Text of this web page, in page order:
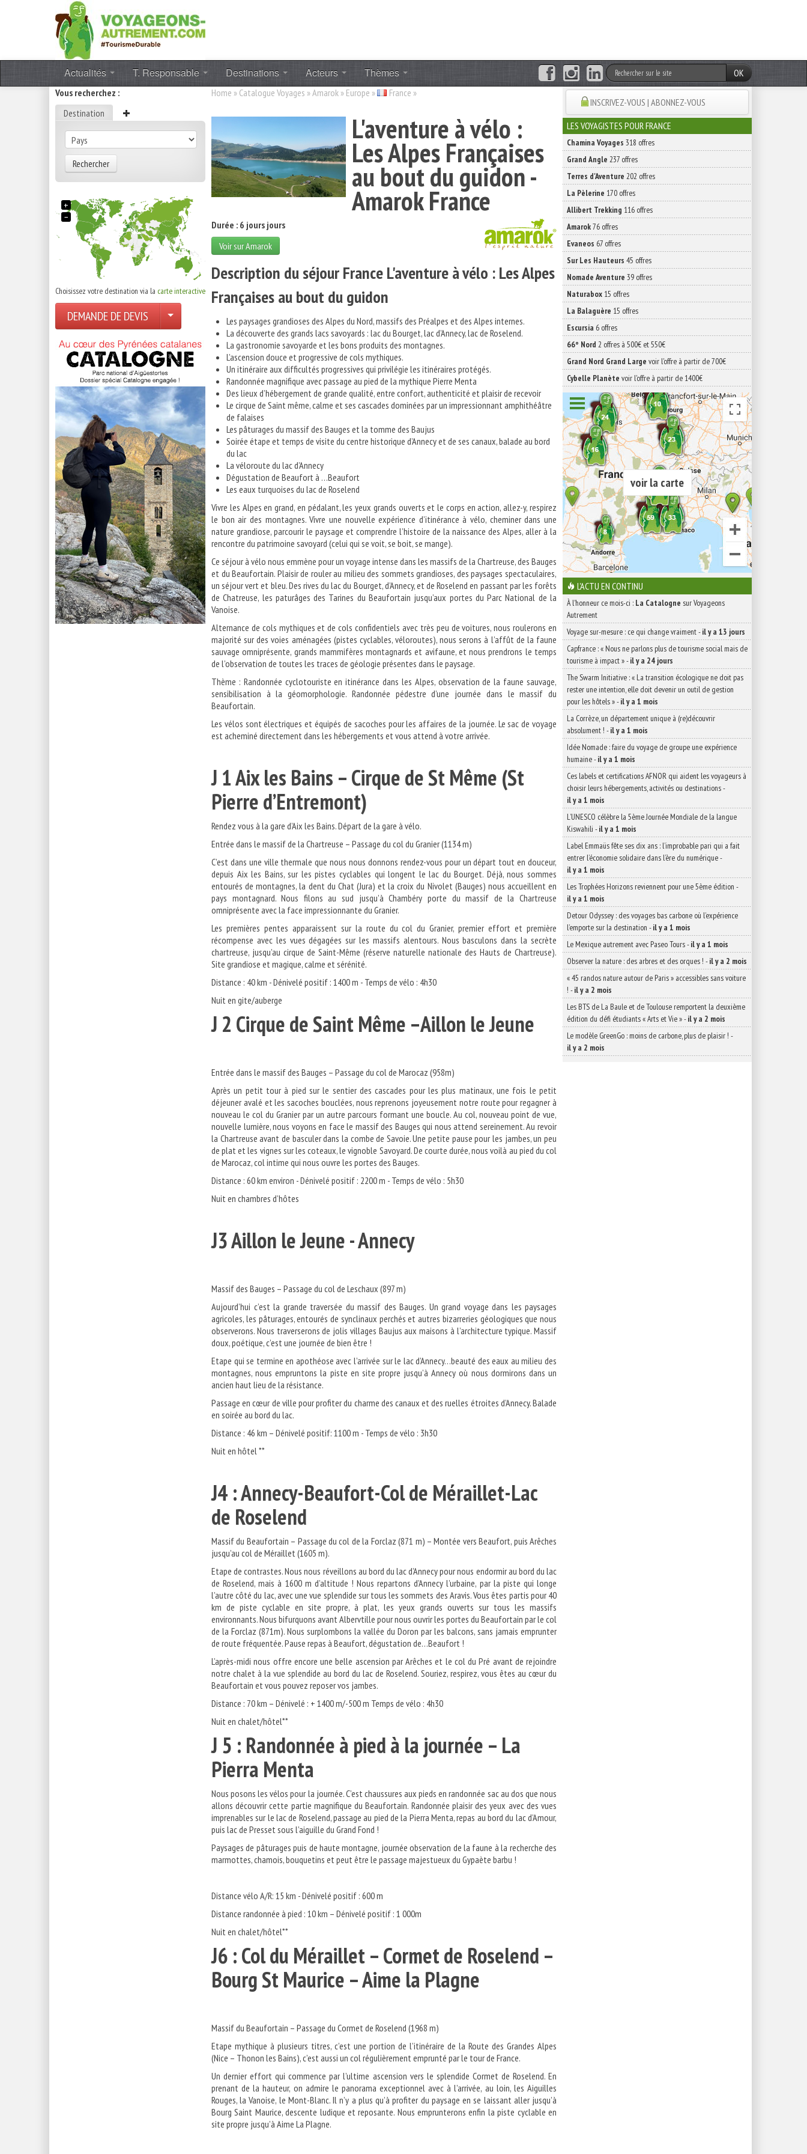
Actualités T. Responsable Destinations Acteurs Thèmes
OK
Vous recherchez :
Destination
Rechercher
+
−
Choisissez votre destination via la carte interactive
DEMANDE DE DEVIS
Home » Catalogue Voyages »Amarok » Europe » France »
L'aventure à vélo :
Les Alpes Françaises
au bout du guidon -
Amarok France
Durée : 6 jours jours
Voir sur Amarok
Description du séjour France L'aventure à vélo : Les Alpes
Françaises au bout du guidon
Les paysages grandioses des Alpes du Nord, massifs des Préalpes et des Alpes internes.
La découverte des grands lacs savoyards : lac du Bourget, lac d’Annecy, lac de Roselend.
La gastronomie savoyarde et les bons produits des montagnes.
L’ascension douce et progressive de cols mythiques.
Un itinéraire aux difficultés progressives qui privilégie les itinéraires protégés.
Randonnée magnifique avec passage au pied de la mythique Pierre Menta
Des lieux d’hébergement de grande qualité, entre confort, authenticité et plaisir de recevoir
Le cirque de Saint même, calme et ses cascades dominées par un impressionnant amphithéâtre
de falaises
Les pâturages du massif des Bauges et la tomme des Baujus
Soirée étape et temps de visite du centre historique d’Annecy et de ses canaux, balade au bord
du lac
La véloroute du lac d’Annecy
Dégustation de Beaufort à …Beaufort
Les eaux turquoises du lac de Roselend
Vivre les Alpes en grand, en pédalant, les yeux grands ouverts et le corps en action, allez-y, respirez
le bon air des montagnes. Vivre une nouvelle expérience d’itinérance à vélo, cheminer dans une
nature grandiose, parcourir le paysage et comprendre l’histoire de la naissance des Alpes, aller à la
rencontre du patrimoine savoyard (celui qui se voit, se boit, se mange).
Ce séjour à vélo nous emmène pour un voyage intense dans les massifs de la Chartreuse, des Bauges
et du Beaufortain. Plaisir de rouler au milieu des sommets grandioses, des paysages spectaculaires,
un séjour vert et bleu. Des rives du lac du Bourget, d’Annecy, et de Roselend en passant par les forêts
de Chatreuse, les paturâges des Tarines du Beaufortain jusqu’aux portes du Parc National de la
Vanoise.
Alternance de cols mythiques et de cols confidentiels avec très peu de voitures, nous roulerons en
majorité sur des voies aménagées (pistes cyclables, véloroutes), nous serons à l’affût de la faune
sauvage omniprésente, grands mammifères montagnards et avifaune, et nous prendrons le temps
de l’observation de toutes les traces de géologie présentes dans le paysage.
Thème : Randonnée cyclotouriste en itinérance dans les Alpes, observation de la faune sauvage,
sensibilisation à la géomorphologie. Randonnée pédestre d’une journée dans le massif du
Beaufortain.
Les vélos sont électriques et équipés de sacoches pour les affaires de la journée. Le sac de voyage
est acheminé directement dans les hébergements et vous attend à votre arrivée.
J 1 Aix les Bains – Cirque de St Même (St
Pierre d’Entremont)
Rendez vous à la gare d’Aix les Bains. Départ de la gare à vélo.
Entrée dans le massif de la Chartreuse – Passage du col du Granier (1134 m)
C’est dans une ville thermale que nous nous donnons rendez-vous pour un départ tout en douceur,
depuis Aix les Bains, sur les pistes cyclables qui longent le lac du Bourget. Déjà, nous sommes
entourés de montagnes, la dent du Chat (Jura) et la croix du Nivolet (Bauges) nous accueillent en
pays montagnard. Nous filons au sud jusqu’à Chambéry porte du massif de la Chartreuse
omniprésente avec la face impressionnante du Granier.
Les premières pentes apparaissent sur la route du col du Granier, premier effort et première
récompense avec les vues dégagées sur les massifs alentours. Nous basculons dans la secrète
chartreuse, jusqu’au cirque de Saint-Même (réserve naturelle nationale des Hauts de Chartreuse).
Site grandiose et magique, calme et sérénité.
Distance : 40 km - Dénivelé positif : 1400 m - Temps de vélo : 4h30
Nuit en gite/auberge
J 2 Cirque de Saint Même –Aillon le Jeune
Entrée dans le massif des Bauges – Passage du col de Marocaz (958m)
Après un petit tour à pied sur le sentier des cascades pour les plus matinaux, une fois le petit
déjeuner avalé et les sacoches bouclées, nous reprenons joyeusement notre route pour regagner à
nouveau le col du Granier par un autre parcours formant une boucle. Au col, nouveau point de vue,
nouvelle lumière, nous voyons en face le massif des Bauges qui nous attend sereinement. Au revoir
la Chartreuse avant de basculer dans la combe de Savoie. Une petite pause pour les jambes, un peu
de plat et les vignes sur les coteaux, le vignoble Savoyard. De courte durée, nous voilà au pied du col
de Marocaz, col intime qui nous ouvre les portes des Bauges.
Distance : 60 km environ - Dénivelé positif : 2200 m - Temps de vélo : 5h30
Nuit en chambres d’hôtes
J3 Aillon le Jeune - Annecy
Massif des Bauges – Passage du col de Leschaux (897 m)
Aujourd’hui c’est la grande traversée du massif des Bauges. Un grand voyage dans les paysages
agricoles, les pâturages, entourés de synclinaux perchés et autres bizarreries géologiques que nous
observerons. Nous traverserons de jolis villages Baujus aux maisons à l’architecture typique. Massif
doux, poétique, c’est une journée de bien être !
Etape qui se termine en apothéose avec l’arrivée sur le lac d’Annecy…beauté des eaux au milieu des
montagnes, nous empruntons la piste en site propre jusqu’à Annecy où nous dormirons dans un
ancien haut lieu de la résistance.
Passage en cœur de ville pour profiter du charme des canaux et des ruelles étroites d’Annecy. Balade
en soirée au bord du lac.
Distance : 46 km – Dénivelé positif: 1100 m - Temps de vélo : 3h30
Nuit en hôtel **
J4 : Annecy-Beaufort-Col de Méraillet-Lac
de Roselend
Massif du Beaufortain – Passage du col de la Forclaz (871 m) – Montée vers Beaufort, puis Arêches
jusqu’au col de Méraillet (1605 m).
Etape de contrastes. Nous nous réveillons au bord du lac d’Annecy pour nous endormir au bord du lac
de Roselend, mais à 1600 m d’altitude ! Nous repartons d’Annecy l’urbaine, par la piste qui longe
l’autre côté du lac, avec une vue splendide sur tous les sommets des Aravis. Vous êtes partis pour 40
km de piste cyclable en site propre, à plat, les yeux grands ouverts sur tous les massifs
environnants. Nous bifurquons avant Albervtille pour nous ouvrir les portes du Beaufortain par le col
de la Forclaz (871m). Nous surplombons la vallée du Doron par les balcons, sans jamais emprunter
de route fréquentée. Pause repas à Beaufort, dégustation de…Beaufort !
L’après-midi nous offre encore une belle ascension par Arêches et le col du Pré avant de rejoindre
notre chalet à la vue splendide au bord du lac de Roselend. Souriez, respirez, vous êtes au cœur du
Beaufortain et vous pouvez reposer vos jambes.
Distance : 70 km – Dénivelé : + 1400 m/-500 m Temps de vélo : 4h30
Nuit en chalet/hôtel**
J 5 : Randonnée à pied à la journée – La
Pierra Menta
Nous posons les vélos pour la journée. C’est chaussures aux pieds en randonnée sac au dos que nous
allons découvrir cette partie magnifique du Beaufortain. Randonnée plaisir des yeux avec des vues
imprenables sur le lac de Roselend, passage au pied de la Pierra Menta, repas au bord du lac d’Amour,
puis lac de Presset sous l’aiguille du Grand Fond !
Paysages de pâturages puis de haute montagne, journée observation de la faune à la recherche des
marmottes, chamois, bouquetins et peut être le passage majestueux du Gypaète barbu !
Distance vélo A/R: 15 km - Dénivelé positif : 600 m
Distance randonnée à pied : 10 km – Dénivelé positif : 1 000m
Nuit en chalet/hôtel**
J6 : Col du Méraillet – Cormet de Roselend –
Bourg St Maurice – Aime la Plagne
Massif du Beaufortain – Passage du Cormet de Roselend (1968 m)
Etape mythique à plusieurs titres, c’est une portion de l’itinéraire de la Route des Grandes Alpes
(Nice – Thonon les Bains), c’est aussi un col régulièrement emprunté par le tour de France.
Un dernier effort qui commence par l’ultime ascension vers le splendide Cormet de Roselend. En
prenant de la hauteur, on admire le panorama exceptionnel avec à l’arrivée, au loin, les Aiguilles
Rouges, la Vanoise, le Mont-Blanc. Il n’y a plus qu’à profiter du paysage en se laissant aller jusqu’à
Bourg Saint Maurice, descente ludique et reposante. Nous emprunterons enfin la piste cyclable en
site propre jusqu’à Aime La Plagne.
INSCRIVEZ-VOUS | ABONNEZ-VOUS
LES VOYAGISTES POUR FRANCE
Chamina Voyages 318 offres
Grand Angle 237 offres
Terres d'Aventure 202 offres
La Pèlerine 170 offres
Allibert Trekking 116 offres
Amarok76 offres
Evaneos 67 offres
Sur Les Hauteurs 45 offres
Nomade Aventure 39 offres
Naturabox 15 offres
La Balaguère 15 offres
Escursia 6 offres
66° Nord 2 offres à 500€ et 550€
Grand Nord Grand Large voir l'offre à partir de 700€
Cybelle Planète voir l'offre à partir de 1400€
voir la carte
L'ACTU EN CONTINU
À l'honneur ce mois-ci : La Catalogne sur Voyageons
Autrement
Voyage sur-mesure : ce qui change vraiment-il y a 13 jours
Capfrance : « Nous ne parlons plus de tourisme social mais de
tourisme à impact »-il y a 24 jours
The Swarm Initiative : « La transition écologique ne doit pas
rester une intention, elle doit devenir un outil de gestion
pour les hôtels »-il y a 1 mois
La Corrèze, un département unique à (re)découvrir
absolument ! -il y a 1 mois
Idée Nomade : faire du voyage de groupe une expérience
humaine-il y a 1 mois
Ces labels et certifications AFNOR qui aident les voyageurs à
choisir leurs hébergements, activités ou destinations-
il y a 1 mois
L’UNESCO célèbre la 5ème Journée Mondiale de la langue
Kiswahili -il y a 1 mois
Label Emmaüs fête ses dix ans : l’improbable pari qui a fait
entrer l’économie solidaire dans l’ère du numérique-
il y a 1 mois
Les Trophées Horizons reviennent pour une 5ème édition -
il y a 1 mois
Detour Odyssey : des voyages bas carbone où l’expérience
l’emporte sur la destination -il y a 1 mois
Le Mexique autrement avec Paseo Tours-il y a 1 mois
Observer la nature : des arbres et des orques ! -il y a 2 mois
« 45 randos nature autour de Paris » accessibles sans voiture
! -il y a 2 mois
Les BTS de La Baule et de Toulouse remportent la deuxième
édition du défi étudiants « Arts et Vie »-il y a 2 mois
Le modèle GreenGo : moins de carbone, plus de plaisir ! -
il y a 2 mois